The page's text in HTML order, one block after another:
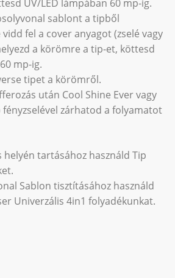
UV/LED lámpában 60 mp-ig.
sablont a tipből
fel a cover anyagot (zselé vagy
a körömre a tip-et, köttesd
mp-ig.
tipet a körömről.
után Cool Shine Ever vagy
fényzselével zárhatod a folyamatot
tartásához használd Tip
Sablon tisztításához használd
Univerzális 4in1 folyadékunkat.